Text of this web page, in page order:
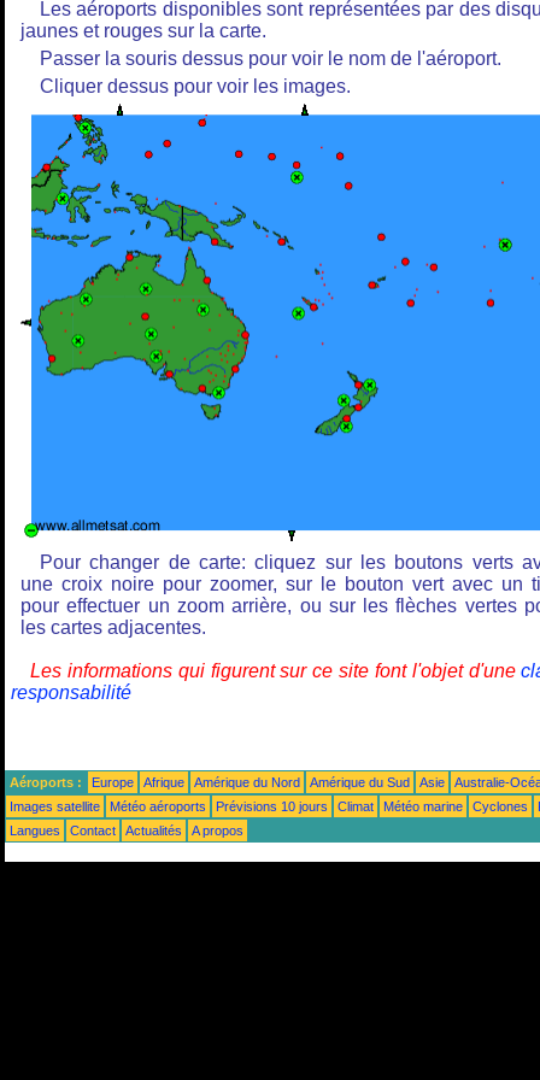
Les aéroports disponibles sont représentées par des
jaunes et rouges sur la carte.
Passer la souris dessus pour voir le nom de l'aéroport.
Cliquer dessus pour voir les images.
Pour changer de carte: cliquez sur les boutons verts
une croix noire pour zoomer, sur le bouton vert avec un
pour effectuer un zoom arrière, ou sur les flèches vertes
les cartes adjacentes.
Les informations qui figurent sur ce site font l'objet d'une
responsabilité
Aéroports : Europe Afrique Amérique du Nord Amérique du Sud Asie
Australie-
Images satellite
Météo aéroports Prévisions 10 jours Climat Météo marine Cyclones
Langues
Contact Actualités A propos